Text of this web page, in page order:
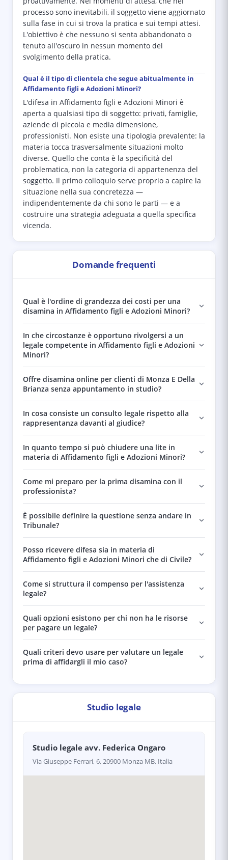
processo sono inevitabili, il soggetto viene aggiornato
sulla fase in cui si trova la pratica e sui tempi attesi.
L'obiettivo è che nessuno si senta abbandonato o
tenuto all'oscuro in nessun momento del
svolgimento della pratica.
Qual è il tipo di clientela che segue abitualmente in
Affidamento figli e Adozioni Minori?
L'difesa in Affidamento figli e Adozioni Minori è
aperta a qualsiasi tipo di soggetto: privati, famiglie,
aziende di piccola e media dimensione,
professionisti. Non esiste una tipologia prevalente: la
materia tocca trasversalmente situazioni molto
diverse. Quello che conta è la specificità del
problematica, non la categoria di appartenenza del
soggetto. Il primo colloquio serve proprio a capire la
situazione nella sua concretezza —
indipendentemente da chi sono le parti — e a
costruire una strategia adeguata a quella specifica
vicenda.
Domande frequenti
Qual è l'ordine di grandezza dei costi per una
disamina in Affidamento figli e Adozioni Minori?
In che circostanze è opportuno rivolgersi a un
legale competente in Affidamento figli e Adozioni
Minori?
Offre disamina online per clienti di Monza E Della
Brianza senza appuntamento in studio?
In cosa consiste un consulto legale rispetto alla
rappresentanza davanti al giudice?
In quanto tempo si può chiudere una lite in
materia di Affidamento figli e Adozioni Minori?
Come mi preparo per la prima disamina con il
professionista?
È possibile definire la questione senza andare in
Tribunale?
Posso ricevere difesa sia in materia di
Affidamento figli e Adozioni Minori che di Civile?
Come si struttura il compenso per l'assistenza
legale?
Quali opzioni esistono per chi non ha le risorse
per pagare un legale?
Quali criteri devo usare per valutare un legale
prima di affidargli il mio caso?
Studio legale
Studio legale avv. Federica Ongaro
Via Giuseppe Ferrari, 6, 20900 Monza MB, Italia